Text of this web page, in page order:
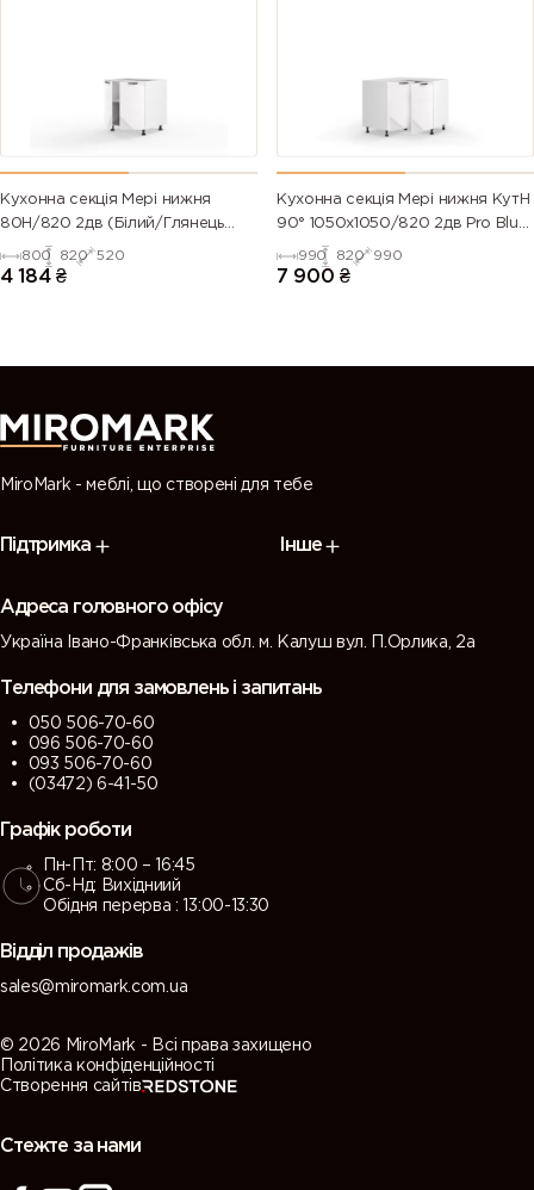
Кухонна секція Мері нижня
80Н/820 2дв (Білий/Глянець
Білий 9003)
800 820 520
4 184 ₴
Кухонна секція Мері нижня КутН
90° 1050х1050/820 2дв Pro Blum
(Білий/Глянець Білий 9003)
990 820 990
7 900 ₴
MiroMark - меблі, що створені для тебе
Підтримка Інше
Адреса головного офісу
Україна Івано-Франківська обл. м. Калуш вул. П.Орлика, 2а
Телефони для замовлень і запитань
050 506-70-60
096 506-70-60
093 506-70-60
(03472) 6-41-50
Графік роботи
Пн-Пт: 8:00 – 16:45
Сб-Нд: Вихідниий
Обідня перерва : 13:00-13:30
Відділ продажів
sales@miromark.com.ua
© 2026 MiroMark - Всі права захищено
Політика конфіденційності
Створення сайтів
Стежте за нами